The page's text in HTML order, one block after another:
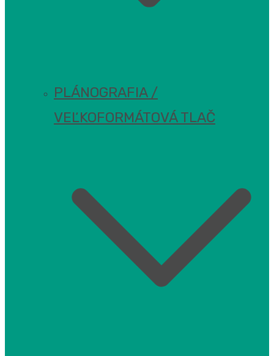
PLÁNOGRAFIA /
VEĽKOFORMÁTOVÁ TLAČ